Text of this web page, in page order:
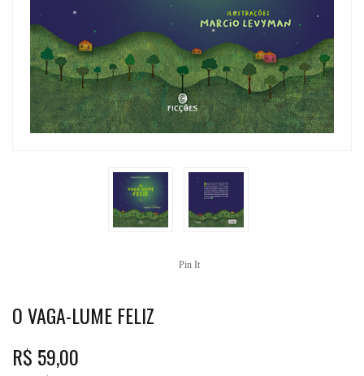
Pin It
O VAGA-LUME FELIZ
R$ 59,00